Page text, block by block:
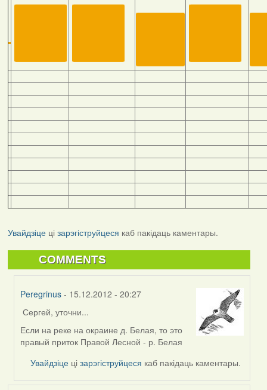
Увайдзіцеці зарэгіструйцеся каб пакідаць каментары.
COMMENTS
Peregrinus - 15.12.2012 - 20:27
In
reply
to
Ананім
(госць)
Сергей, уточни...
Если на реке на окраине д. Белая, то это
правый приток Правой Лесной - р. Белая
Увайдзіце цізарэгіструйцеся каб пакідаць каментары.